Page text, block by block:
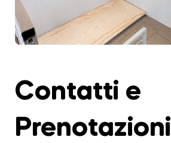
Contatti e
Prenotazioni